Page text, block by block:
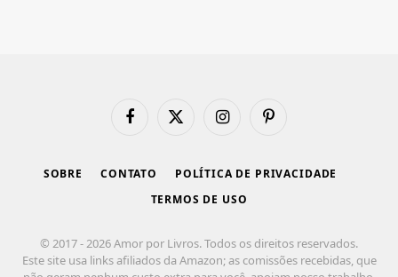
FacebookX
InstagramPinterest
SOBRE CONTATO
POLÍTICA DE PRIVACIDADE
TERMOS DE USO
© 2017 - 2026 Amor por Livros. Todos os direitos reservados.
Este site usa links afiliados da Amazon; as comissões recebidas, que